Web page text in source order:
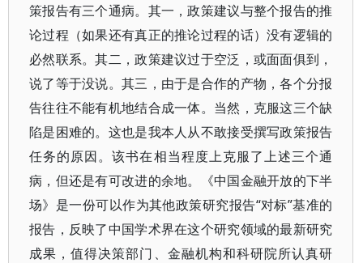
策报告有三个通病。其一，政策建议与整个报告的推
论过程（如果还有真正的推论过程的话）没有逻辑的
必然联系。其二，政策建议过于空泛，或面面俱到，
说了等于没说。其三，由于是合作的产物，各个分报
告往往不能有机地结合成一体。当然，克服这三个缺
陷是困难的。这也是我本人从不敢接受撰写政策报告
任务的原因。该书在相当程度上克服了上述三个通
病，但还是有可改进的余地。《中国金融开放的下半
场》是一份可以作为其他政策研究报告“对标”基准的
报告，反映了中国学术界在这个研究领域的最新研究
成果，值得决策部门、金融机构和科研院所认真研